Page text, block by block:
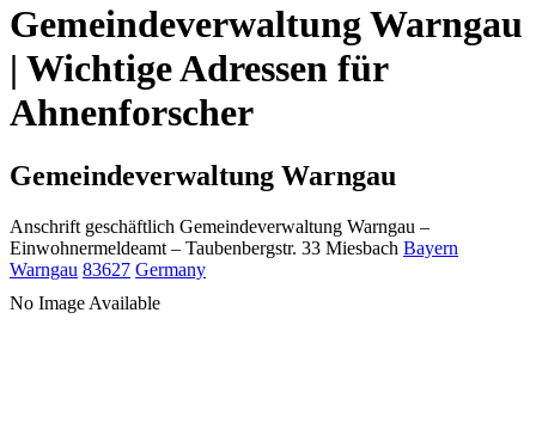
Gemeindeverwaltung Warngau
| Wichtige Adressen für
Ahnenforscher
Gemeindeverwaltung Warngau
Anschrift geschäftlich Gemeindeverwaltung Warngau –
Einwohnermeldeamt – Taubenbergstr. 33 Miesbach Bayern
Warngau 83627 Germany
No Image Available